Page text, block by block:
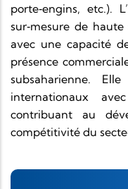
porte‑engins, etc.).
sur‑mesure de
avec une capacité
présence
subsaharienne.
internationaux
contribuant au
compétitivité du